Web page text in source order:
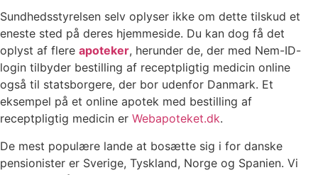
Sundhedsstyrelsen selv oplyser ikke om dette tilskud et
eneste sted på deres hjemmeside. Du kan dog få det
oplyst af flere apoteker, herunder de, der med Nem-ID-
login tilbyder bestilling af receptpligtig medicin online
også til statsborgere, der bor udenfor Danmark. Et
eksempel på et online apotek med bestilling af
receptpligtig medicin er Webapoteket.dk.
De mest populære lande at bosætte sig i for danske
pensionister er Sverige, Tyskland, Norge og Spanien. Vi